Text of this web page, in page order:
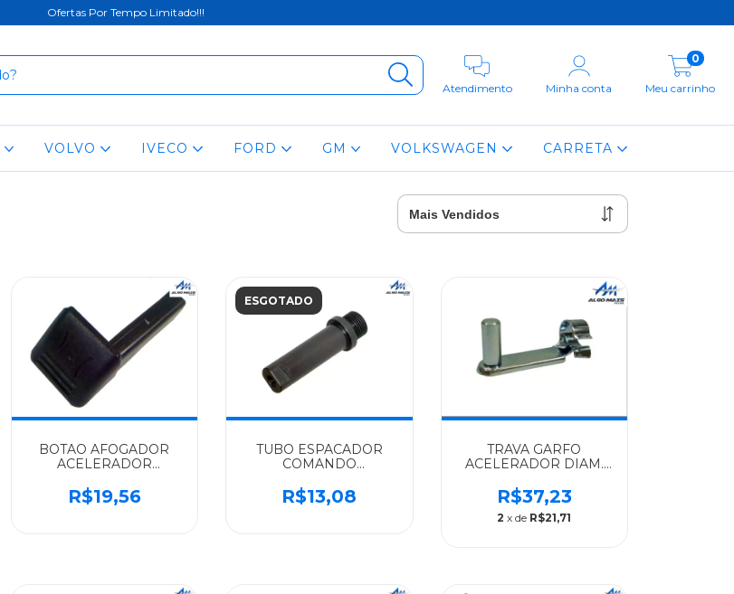
Ofertas Por Tempo Limitado!!!
Atendimento Minha conta Meu carrinho
0
VOLVO IVECO FORD GM VOLKSWAGEN CARRETA
BOTAO AFOGADOR
ACELERADOR
ALGOMAIS SERIE 4 -
1365716
R$19,56
ESGOTADO
TUBO ESPACADOR
COMANDO
ALGOMAIS SERIE 4 -
1392866
R$13,08
TRAVA GARFO
ACELERADOR DIAM.
ALGOMAIS 111/112/113/ -
812456
R$37,23
2 x de R$21,71